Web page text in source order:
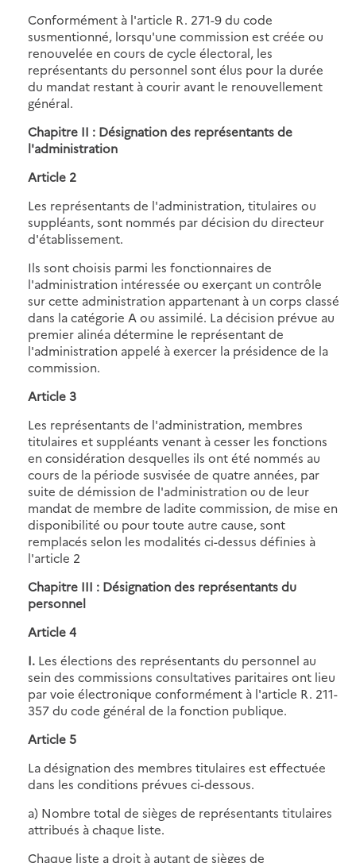
Conformément à l'article R. 271-9 du code
susmentionné, lorsqu'une commission est créée ou
renouvelée en cours de cycle électoral, les
représentants du personnel sont élus pour la durée
du mandat restant à courir avant le renouvellement
général.
Chapitre II : Désignation des représentants de
l'administration
Article 2
Les représentants de l'administration, titulaires ou
suppléants, sont nommés par décision du directeur
d'établissement.
Ils sont choisis parmi les fonctionnaires de
l'administration intéressée ou exerçant un contrôle
sur cette administration appartenant à un corps classé
dans la catégorie A ou assimilé. La décision prévue au
premier alinéa détermine le représentant de
l'administration appelé à exercer la présidence de la
commission.
Article 3
Les représentants de l'administration, membres
titulaires et suppléants venant à cesser les fonctions
en considération desquelles ils ont été nommés au
cours de la période susvisée de quatre années, par
suite de démission de l'administration ou de leur
mandat de membre de ladite commission, de mise en
disponibilité ou pour toute autre cause, sont
remplacés selon les modalités ci-dessus définies à
l'article 2
Chapitre III : Désignation des représentants du
personnel
Article 4
I. Les élections des représentants du personnel au
sein des commissions consultatives paritaires ont lieu
par voie électronique conformément à l'article R. 211-
357 du code général de la fonction publique.
Article 5
La désignation des membres titulaires est effectuée
dans les conditions prévues ci-dessous.
a) Nombre total de sièges de représentants titulaires
attribués à chaque liste.
Chaque liste a droit à autant de sièges de